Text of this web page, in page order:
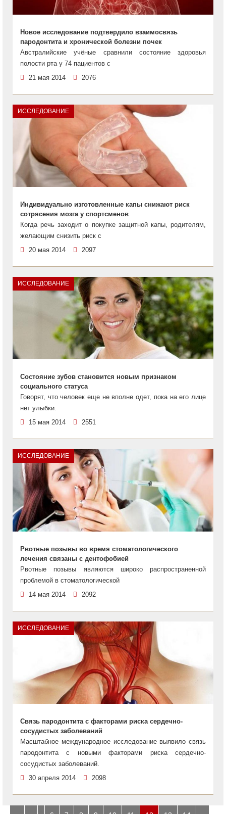
Новое исследование подтвердило взаимосвязь
пародонтита и хронической болезни почек
Австралийские учёные сравнили состояние здоровья
полости рта у 74 пациентов с
21 мая 2014
2076
ИССЛЕДОВАНИЕ
Индивидуально изготовленные капы снижают риск
сотрясения мозга у спортсменов
Когда речь заходит о покупке защитной капы, родителям,
желающим снизить риск с
20 мая 2014
2097
ИССЛЕДОВАНИЕ
Состояние зубов становится новым признаком
социального статуса
Говорят, что человек еще не вполне одет, пока на его лице
нет улыбки.
15 мая 2014
2551
ИССЛЕДОВАНИЕ
Рвотные позывы во время стоматологического
лечения связаны с дентофобией
Рвотные позывы являются широко распространенной
проблемой в стоматологической
14 мая 2014
2092
ИССЛЕДОВАНИЕ
Связь пародонтита с факторами риска сердечно-
сосудистых заболеваний
Масштабное международное исследование выявило связь
пародонтита с новыми факторами риска сердечно-
сосудистых заболеваний.
30 апреля 2014
2098